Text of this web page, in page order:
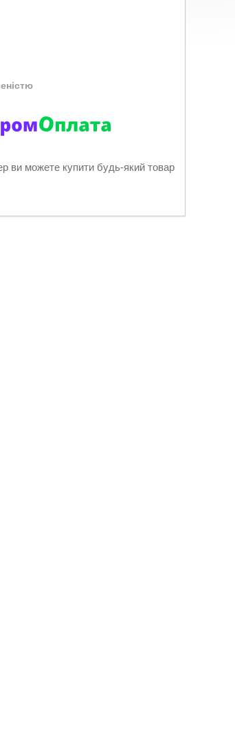
ви можете купити будь-який товар